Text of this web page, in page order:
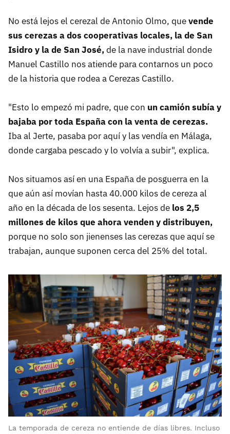
No está lejos el cerezal de Antonio Olmo, quevende
sus cerezas a dos cooperativas locales, la de San
Isidro y la de San José,de la nave industrial donde
Manuel Castillo nos atiende para contarnos un poco
de la historia que rodea a Cerezas Castillo.
"Esto lo empezó mi padre, que con un camión subía y
bajaba por toda España con la venta de cerezas.
Iba al Jerte, pasaba por aquí y las vendía en Málaga,
donde cargaba pescado y lo volvía a subir", explica.
Nos situamos así en una España de posguerra en la
que aún así movían hasta 40.000 kilos de cereza al
año en la década de los sesenta. Lejos de los 2,5
millones de kilos que ahora venden y distribuyen,
porque no solo son jienenses las cerezas que aquí se
trabajan, aunque suponen cerca del 25% del total.
La temporada de cereza no entiende de días libres. Incluso